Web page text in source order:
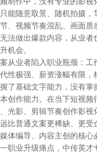
能随意取景、随机拍摄，
、视频节奏混乱、画面质
法做出爆款内容，从业者
机会。
从业者陷入职业瓶颈：工
性极强、薪资涨幅有限，
了基础文字能力，没有掌
创作能力。在当下短视频
光影、剪辑节奏创作影视
比普通文案更稀缺、更受
体编导、内容主创的核心
职业升级痛点，中传英才